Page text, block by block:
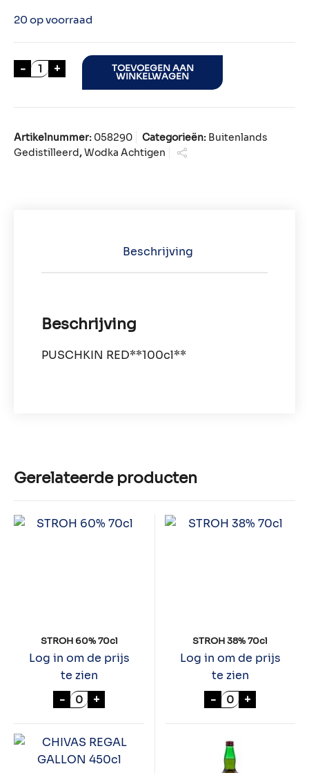
20 op voorraad
- PUSCHKIN RED**100cl** aantal
+ TOEVOEGEN AAN
WINKELWAGEN
Artikelnummer: 058290 Categorieën: Buitenlands
Gedistilleerd,Wodka Achtigen
Beschrijving
Beschrijving
PUSCHKIN RED**100cl**
Gerelateerde producten
STROH 60% 70cl
Log in om de prijs
te zien
- STROH 60% 70cl aantal
+
STROH 38% 70cl
Log in om de prijs
te zien
- STROH 38%
+